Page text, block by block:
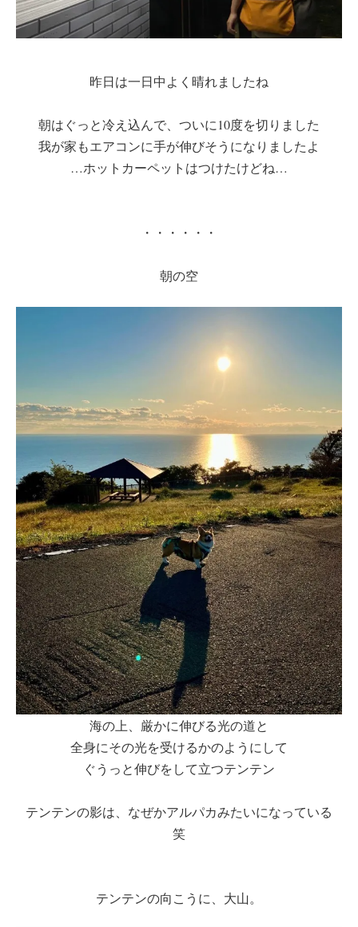
昨日は一日中よく晴れましたね
朝はぐっと冷え込んで、ついに10度を切りました
我が家もエアコンに手が伸びそうになりましたよ
…ホットカーペットはつけたけどね…
・・・・・・
朝の空
海の上、厳かに伸びる光の道と
全身にその光を受けるかのようにして
ぐうっと伸びをして立つテンテン
テンテンの影は、なぜかアルパカみたいになっている
笑
テンテンの向こうに、大山。